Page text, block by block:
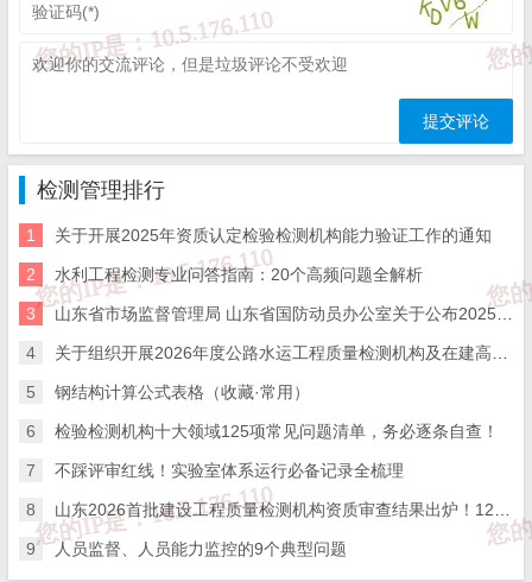
(经营范围应包含检验检测业务）；
实施商事登记制度改革的地区，还应提交经营范围信
组织机构代码证(1份，需提交原件核对，法人营业执
照、组织机构代码证合并为一证的地区，提交法人营业执照
即可);
固定场所产权/使用权证明文件;
专业技术人员、管理人员劳动关系证明，即社保部门盖
章确认的社保证明1份，需提交原件核对，要求提交三个月
或以上社保证明);
检验设备独立调配的证明文件(1份，需提交原件核对);
典型检验检测报告或证书(每个类别1份)(注：适用于首
次、扩项，根据评审组长需要再另行提供);
管理体系内审、管理评审记录(适用于首次、复查评审);
从事特殊领域检验检测人员资质证明(适用时)。
检测管理排行
1 关于开展2025年资质认定检验检测机构能力验证工作的通知
2 水利工程检测专业问答指南：20个高频问题全解析
3 山东省市场监督管理局 山东省国防动员办公室关于公布2025年度综合类检验检测机构监督抽查结果的通知
4 关于组织开展2026年度公路水运工程质量检测机构及在建高速公路项目工地试验室比对试验的通知
5 钢结构计算公式表格（收藏·常用）
6 检验检测机构十大领域125项常见问题清单，务必逐条自查！
7 不踩评审红线！实验室体系运行必备记录全梳理
8 山东2026首批建设工程质量检测机构资质审查结果出炉！12家企业命运分化，行业洗牌信号明显
9 人员监督、人员能力监控的9个典型问题